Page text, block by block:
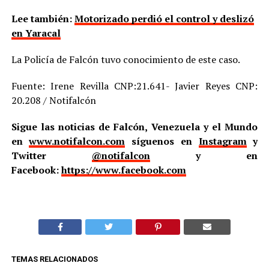
Lee también:Motorizado perdió el control y deslizó
en Yaracal
La Policía de Falcón tuvo conocimiento de este caso.
Fuente: Irene Revilla CNP:21.641- Javier Reyes CNP:
20.208 / Notifalcón
Sigue las noticias de Falcón, Venezuela y el Mundo
enwww.notifalcon.com síguenos en Instagramy
Twitter @notifalcony en
Facebook:https://www.facebook.com
TEMAS RELACIONADOS